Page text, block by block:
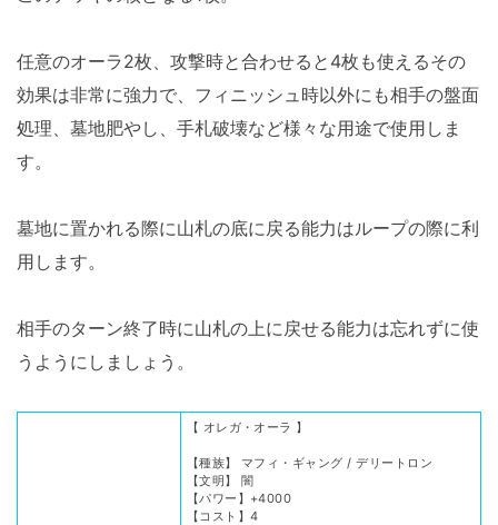
任意のオーラ2枚、攻撃時と合わせると4枚も使えるその
効果は非常に強力で、フィニッシュ時以外にも相手の盤面
処理、墓地肥やし、手札破壊など様々な用途で使用しま
す。
墓地に置かれる際に山札の底に戻る能力はループの際に利
用します。
相手のターン終了時に山札の上に戻せる能力は忘れずに使
うようにしましょう。
【 オレガ・オーラ 】
【種族】 マフィ・ギャング / デリートロン
【文明】 闇
【パワー】+4000
【コスト】4